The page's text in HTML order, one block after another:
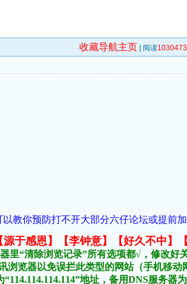
收藏导航主页 | 阅读1030473
教你预防打不开大部分六仔论坛或提前加
于感恩】【李钟意】【好久不中】
里“清除浏览记录”所有选项都√，修改好
浏览器以免误拦此类型的网站（手机移动
地址，备用DNS服务器